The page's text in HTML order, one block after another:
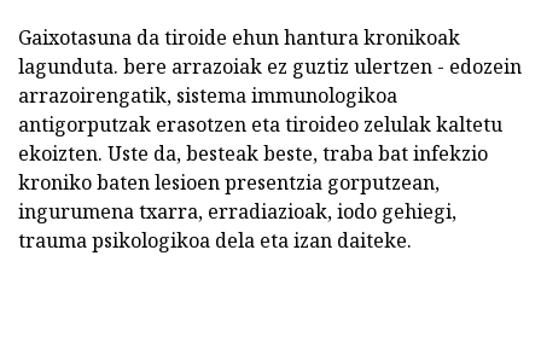
Gaixotasuna da tiroide ehun hantura kronikoak
lagunduta. bere arrazoiak ez guztiz ulertzen - edozein
arrazoirengatik, sistema immunologikoa
antigorputzak erasotzen eta tiroideo zelulak kaltetu
ekoizten. Uste da, besteak beste, traba bat infekzio
kroniko baten lesioen presentzia gorputzean,
ingurumena txarra, erradiazioak, iodo gehiegi,
trauma psikologikoa dela eta izan daiteke.